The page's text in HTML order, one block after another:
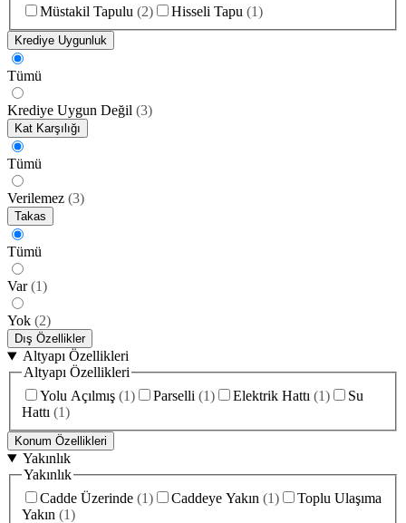
Müstakil Tapulu (2) Hisseli Tapu (1)
Krediye Uygunluk
Tümü
Krediye Uygun Değil (3)
Kat Karşılığı
Tümü
Verilemez (3)
Takas
Tümü
Var (1)
Yok (2)
Dış Özellikler
Altyapı Özellikleri
Altyapı Özellikleri
Yolu Açılmış (1) Parselli (1) Elektrik Hattı (1)
Su
Hattı (1)
Konum Özellikleri
Yakınlık
Yakınlık
Cadde Üzerinde (1) Caddeye Yakın (1)
Toplu Ulaşıma
Yakın (1)